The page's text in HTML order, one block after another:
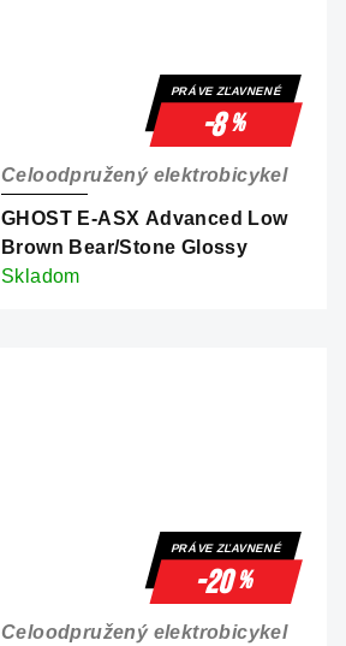
PRÁVE ZĽAVNENÉ
-8%
GHOST E-ASX Advanced Low
Brown Bear/Stone Glossy
Celoodpružený elektrobicykel
Skladom
PRÁVE ZĽAVNENÉ
-20%
Celoodpružený elektrobicykel